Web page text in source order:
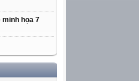
minh họa 7